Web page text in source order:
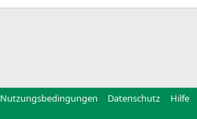
Nutzungsbedingungen Datenschutz Hilfe